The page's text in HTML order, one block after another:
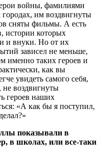
войны, фамилиями
им воздвигнуты
сняты фильмы. А есть
истории которых
и внуки. Но от их
зависел не меньше,
именно таких героев и
как вы
увидеть самого себя,
не воздвигнуты
героев наших
«А как бы я поступил,
показывали в
в школах, или все-таки